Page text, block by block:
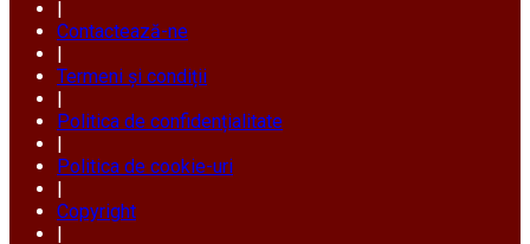
Contactează-ne
Termeni și condiții
Politica de confidențialitate
Politica de cookie-uri
Copyright